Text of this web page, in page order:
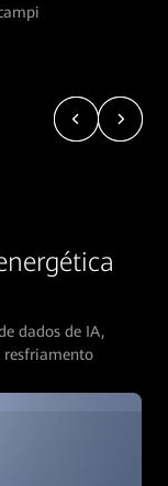
dados de IA,
resfriamento